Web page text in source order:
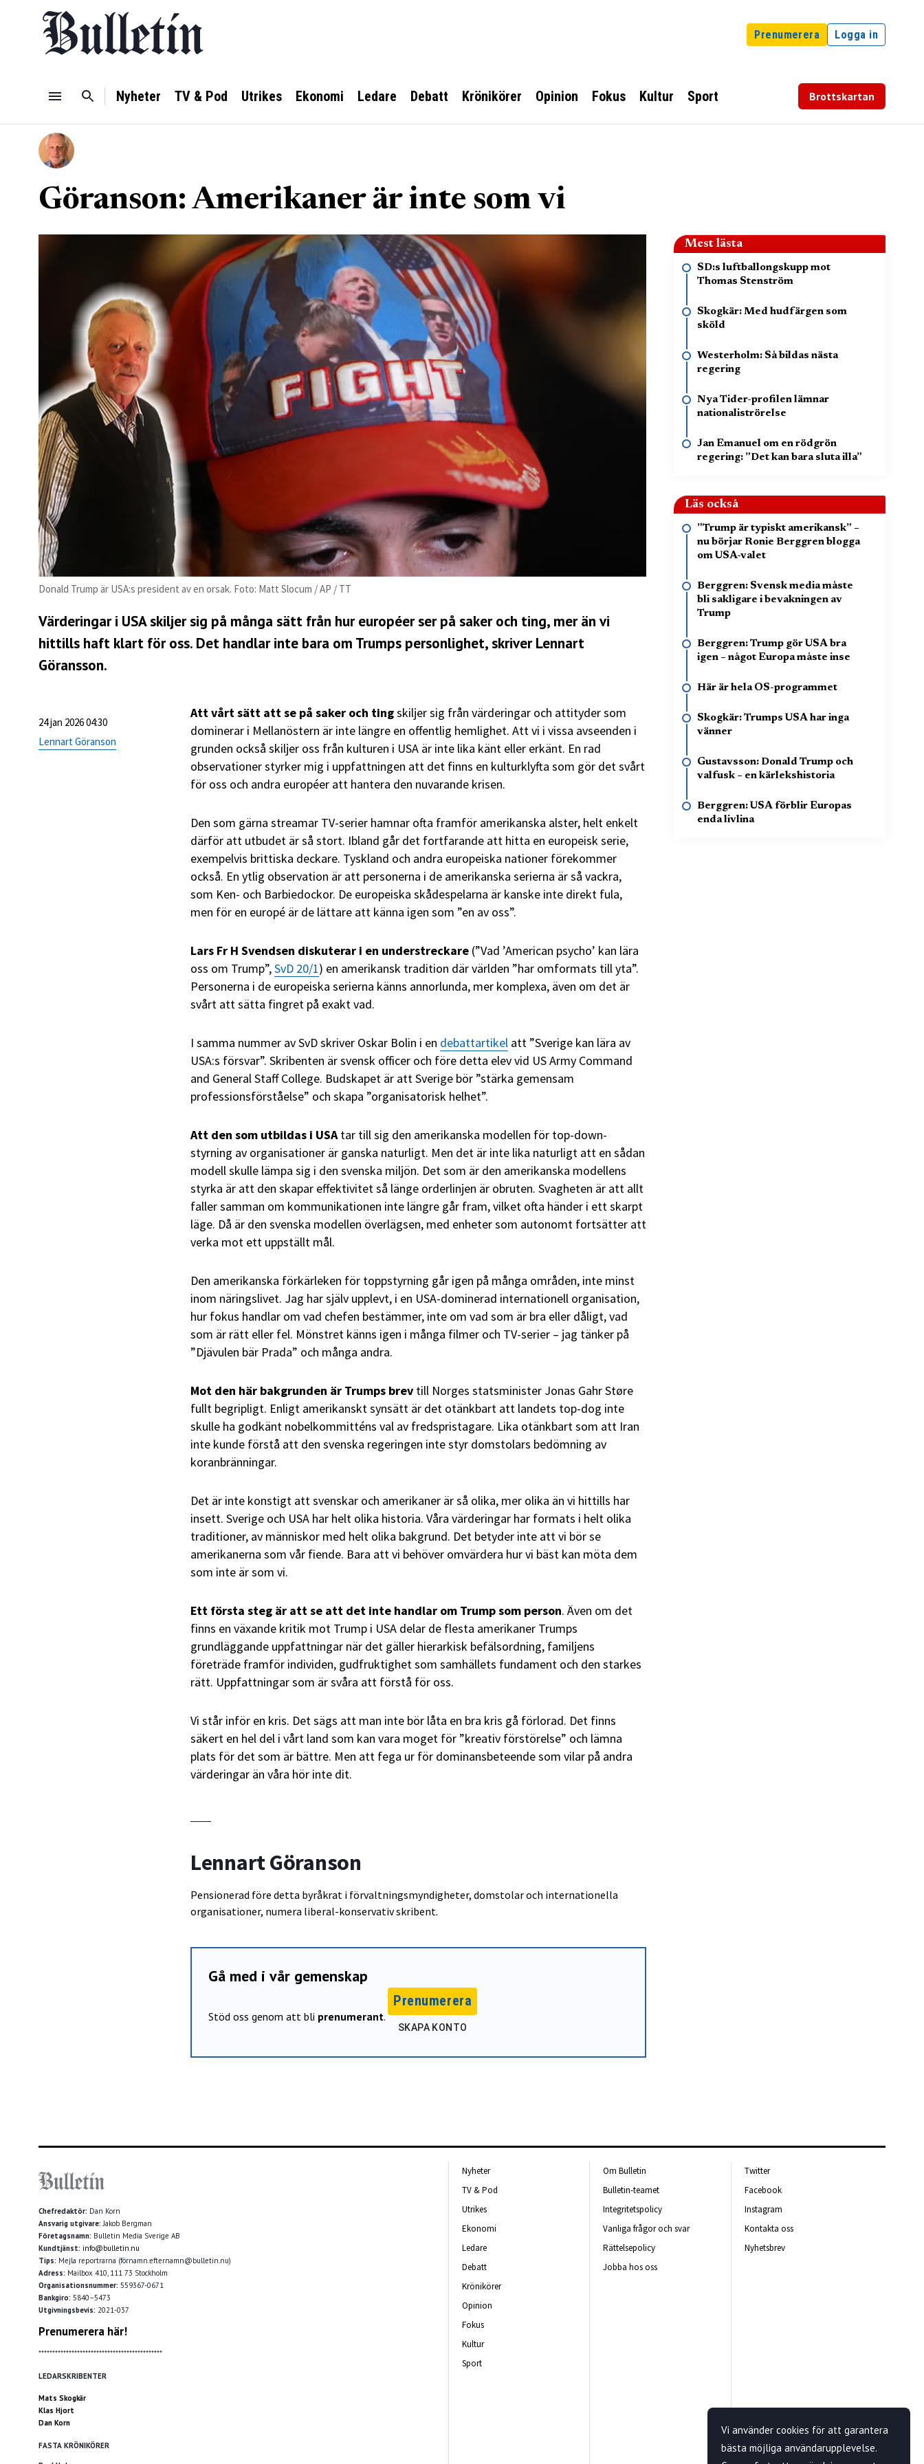
Prenumerera Logga in
Nyheter TV & Pod Utrikes Ekonomi Ledare Debatt Krönikörer Opinion Fokus Kultur Sport Brottskartan
Göranson: Amerikaner är inte som vi
Donald Trump är USA:s president av en orsak. Foto: Matt Slocum / AP / TT
Värderingar i USA skiljer sig på många sätt från hur européer ser på saker och ting, mer än vi
hittills haft klart för oss. Det handlar inte bara om Trumps personlighet, skriver Lennart
Göransson.
24 jan 2026 04:30
Lennart Göranson
Att vårt sätt att se på saker och tingskiljer sig från värderingar och attityder som
dominerar i Mellanöstern är inte längre en offentlig hemlighet. Att vi i vissa avseenden i
grunden också skiljer oss från kulturen i USA är inte lika känt eller erkänt. En rad
observationer styrker mig i uppfattningen att det finns en kulturklyfta som gör det svårt
för oss och andra européer att hantera den nuvarande krisen.
Den som gärna streamar TV-serier hamnar ofta framför amerikanska alster, helt enkelt
därför att utbudet är så stort. Ibland går det fortfarande att hitta en europeisk serie,
exempelvis brittiska deckare. Tyskland och andra europeiska nationer förekommer
också. En ytlig observation är att personerna i de amerikanska serierna är så vackra,
som Ken- och Barbiedockor. De europeiska skådespelarna är kanske inte direkt fula,
men för en europé är de lättare att känna igen som ”en av oss”.
Lars Fr H Svendsen diskuterar i en understreckare (”Vad ’American psycho’ kan lära
oss om Trump”,SvD 20/1) en amerikansk tradition där världen ”har omformats till yta”.
Personerna i de europeiska serierna känns annorlunda, mer komplexa, även om det är
svårt att sätta fingret på exakt vad.
I samma nummer av SvD skriver Oskar Bolin i en debattartikel att ”Sverige kan lära av
USA:s försvar”. Skribenten är svensk officer och före detta elev vid US Army Command
and General Staff College. Budskapet är att Sverige bör ”stärka gemensam
professionsförståelse” och skapa ”organisatorisk helhet”.
Att den som utbildas i USAtar till sig den amerikanska modellen för top-down-
styrning av organisationer är ganska naturligt. Men det är inte lika naturligt att en sådan
modell skulle lämpa sig i den svenska miljön. Det som är den amerikanska modellens
styrka är att den skapar effektivitet så länge orderlinjen är obruten. Svagheten är att allt
faller samman om kommunikationen inte längre går fram, vilket ofta händer i ett skarpt
läge. Då är den svenska modellen överlägsen, med enheter som autonomt fortsätter att
verka mot ett uppställt mål.
Den amerikanska förkärleken för toppstyrning går igen på många områden, inte minst
inom näringslivet. Jag har själv upplevt, i en USA-dominerad internationell organisation,
hur fokus handlar om vad chefen bestämmer, inte om vad som är bra eller dåligt, vad
som är rätt eller fel. Mönstret känns igen i många filmer och TV-serier – jag tänker på
”Djävulen bär Prada” och många andra.
Mot den här bakgrunden är Trumps brev till Norges statsminister Jonas Gahr Støre
fullt begripligt. Enligt amerikanskt synsätt är det otänkbart att landets top-dog inte
skulle ha godkänt nobelkommitténs val av fredspristagare. Lika otänkbart som att Iran
inte kunde förstå att den svenska regeringen inte styr domstolars bedömning av
koranbränningar.
Det är inte konstigt att svenskar och amerikaner är så olika, mer olika än vi hittills har
insett. Sverige och USA har helt olika historia. Våra värderingar har formats i helt olika
traditioner, av människor med helt olika bakgrund. Det betyder inte att vi bör se
amerikanerna som vår fiende. Bara att vi behöver omvärdera hur vi bäst kan möta dem
som inte är som vi.
Ett första steg är att se att det inte handlar om Trump som person. Även om det
finns en växande kritik mot Trump i USA delar de flesta amerikaner Trumps
grundläggande uppfattningar när det gäller hierarkisk befälsordning, familjens
företräde framför individen, gudfruktighet som samhällets fundament och den starkes
rätt. Uppfattningar som är svåra att förstå för oss.
Vi står inför en kris. Det sägs att man inte bör låta en bra kris gå förlorad. Det finns
säkert en hel del i vårt land som kan vara moget för ”kreativ förstörelse” och lämna
plats för det som är bättre. Men att fega ur för dominansbeteende som vilar på andra
värderingar än våra hör inte dit.
Lennart Göranson
Pensionerad före detta byråkrat i förvaltningsmyndigheter, domstolar och internationella
organisationer, numera liberal-konservativ skribent.
Gå med i vår gemenskap
Stöd oss genom att bli prenumerant.
Prenumerera
SKAPA KONTO
Mest lästa
SD:s luftballongskupp mot
Thomas Stenström
Skogkär: Med hudfärgen som
sköld
Westerholm: Så bildas nästa
regering
Nya Tider-profilen lämnar
nationaliströrelse
Jan Emanuel om en rödgrön
regering: ”Det kan bara sluta illa”
Läs också
”Trump är typiskt amerikansk” –
nu börjar Ronie Berggren blogga
om USA-valet
Berggren: Svensk media måste
bli sakligare i bevakningen av
Trump
Berggren: Trump gör USA bra
igen – något Europa måste inse
Här är hela OS-programmet
Skogkär: Trumps USA har inga
vänner
Gustavsson: Donald Trump och
valfusk – en kärlekshistoria
Berggren: USA förblir Europas
enda livlina
Chefredaktör: Dan Korn
Ansvarig utgivare: Jakob Bergman
Företagsnamn: Bulletin Media Sverige AB
Kundtjänst: info@bulletin.nu
Tips: Mejla reportrarna (förnamn.efternamn@bulletin.nu)
Adress: Mailbox 410, 111 73 Stockholm
Organisationsnummer: 559367-0671
Bankgiro: 5840–5473
Utgivningsbevis: 2021-037
Prenumerera här!
*********************************************
LEDARSKRIBENTER
Mats Skogkär
Klas Hjort
Dan Korn
FASTA KRÖNIKÖRER
Nyheter
TV & Pod
Utrikes
Ekonomi
Ledare
Debatt
Krönikörer
Opinion
Fokus
Kultur
Sport
Om Bulletin
Bulletin-teamet
Integritetspolicy
Vanliga frågor och svar
Rättelsepolicy
Jobba hos oss
Twitter
Facebook
Instagram
Kontakta oss
Nyhetsbrev
Vi använder cookies för att garantera
bästa möjliga användarupplevelse.